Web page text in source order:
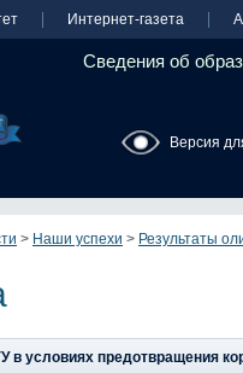
Интернет-газета
Сведения об
Версия
> Наши успехи > Результаты
в условиях предотвращения